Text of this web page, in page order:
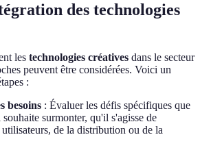
des technologies
les technologies créatives dans le secteur
peuvent être considérées. Voici un
:
besoins : Évaluer les défis spécifiques que
surmonter, qu'il s'agisse de
de la distribution ou de la